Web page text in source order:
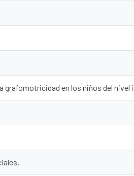
grafomotricidad en los niños del nivel